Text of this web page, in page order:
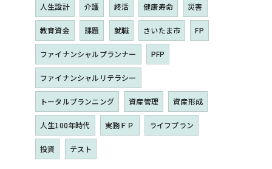
人生設計 介護 終活 健康寿命 災害
教育資金 課題 就職 さいたま市 FP
ファイナンシャルプランナー PFP
ファイナンシャルリテラシー
トータルプランニング 資産管理 資産形成
人生100年時代 実務ＦＰ ライフプラン
投資 テスト